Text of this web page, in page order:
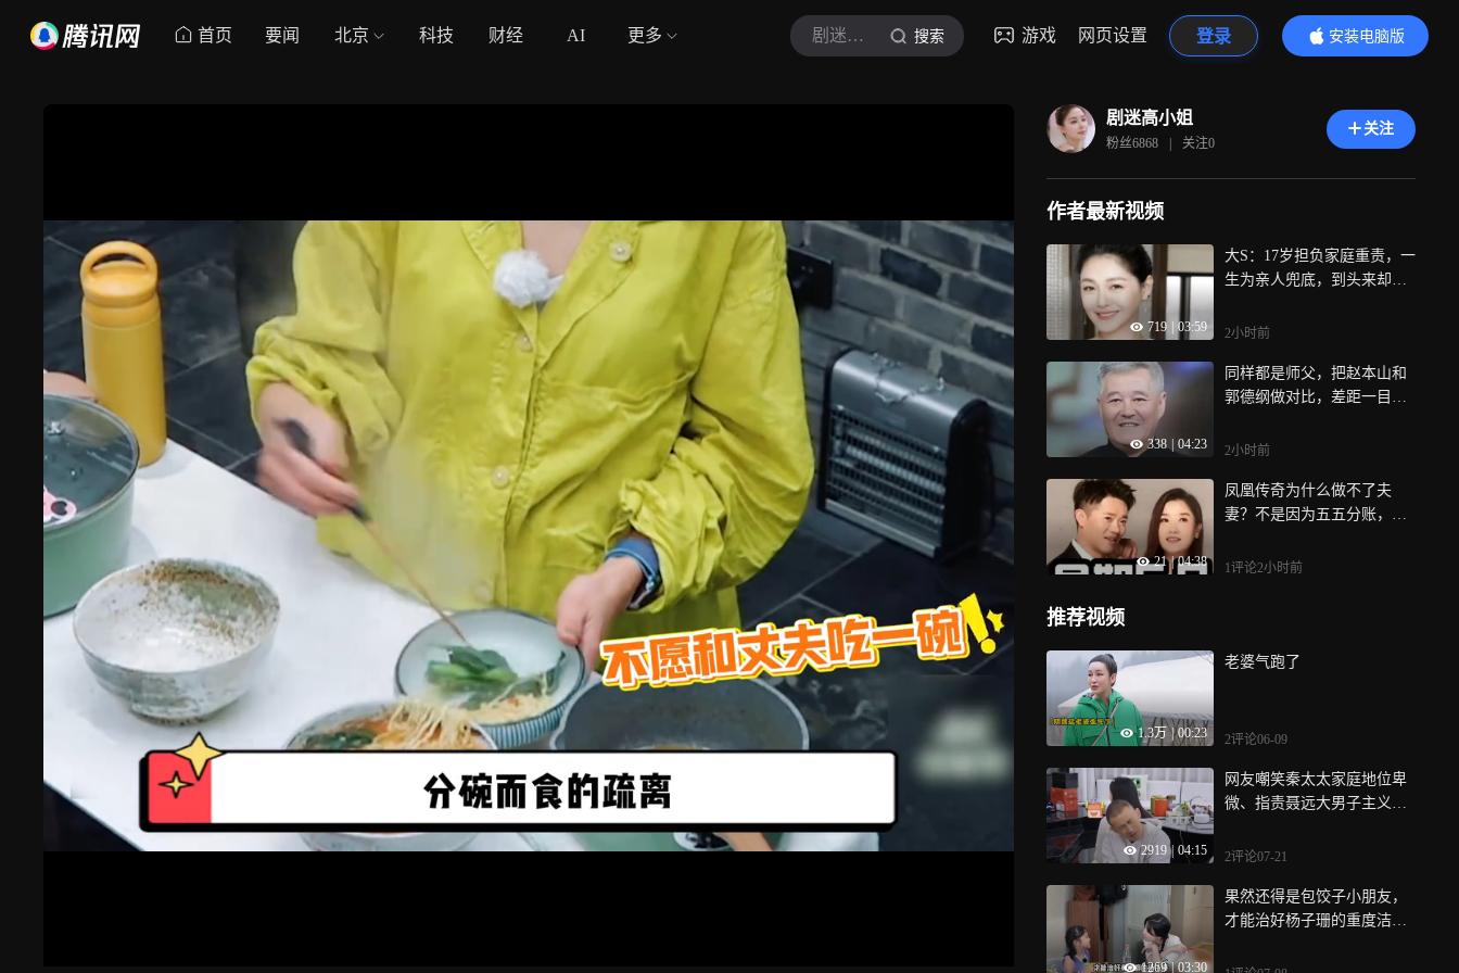
首页 要闻 北京 科技 财经 AI 更多 剧迷高小姐 搜索 游戏 网页设置 登录
安装电脑版
内容更精彩
剧迷高小姐
粉丝6868 | 关注0
关注
作者最新视频
719 03:59
大S：17岁担负家庭重责，一
生为亲人兜底，到头来却没
2小时前
338 04:23
同样都是师父，把赵本山和
郭德纲做对比，差距一目了
2小时前
21 | 04:38
凤凰传奇为什么做不了夫
妻？不是因为五五分账，曾
1评论2小时前
推荐视频
1.3万 | 00:23
老婆气跑了
2评论06-09
2919 04:15
网友嘲笑秦太太家庭地位卑
微、指责聂远大男子主义，
活费准时到账
2评论07-21
1269 | 03:30
果然还得是包饺子小朋友，
才能治好杨子珊的重度洁癖